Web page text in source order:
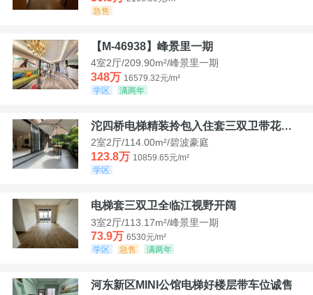
急售
【M-46938】峰景里一期
4室2厅/209.90m²/峰景里一期
348万 16579.32元/m²
学区
满两年
沱四桥电梯精装拎包入住套三双卫带花园40平米带车位
2室2厅/114.00m²/碧波豪庭
123.8万 10859.65元/m²
学区
电梯套三双卫全临江视野开阔
3室2厅/113.17m²/峰景里一期
73.9万 6530元/m²
学区
急售 满两年
河东新区MINI公馆电梯好楼层带车位诚售